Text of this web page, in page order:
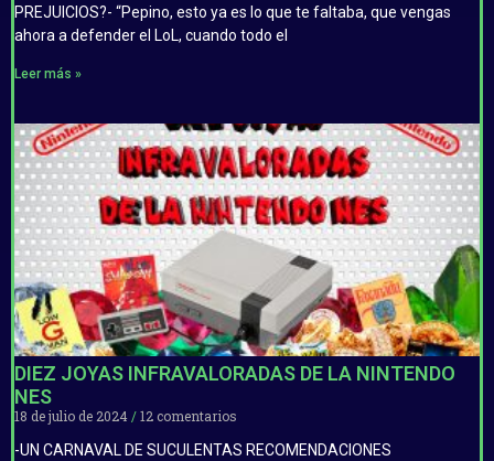
PREJUICIOS?- “Pepino, esto ya es lo que te faltaba, que vengas
ahora a defender el LoL, cuando todo el
Leer más »
DIEZ JOYAS INFRAVALORADAS DE LA NINTENDO
NES
18 de julio de 2024
12 comentarios
-UN CARNAVAL DE SUCULENTAS RECOMENDACIONES